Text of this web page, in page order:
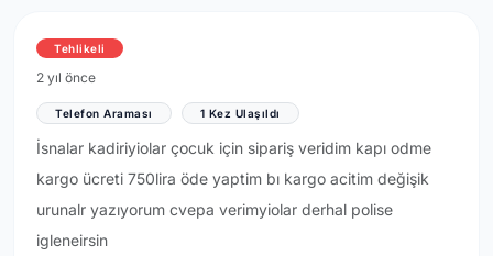
Tehlikeli
2 yıl önce
Telefon Araması 1 Kez Ulaşıldı
İsnalar kadiriyiolar çocuk için sipariş veridim kapı odme
kargo ücreti 750lira öde yaptim bı kargo acitim değişik
urunalr yazıyorum cvepa verimyiolar derhal polise
igleneirsin